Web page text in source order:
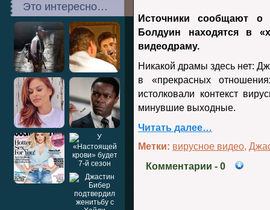
Это интересно…
Источники сообщают
Болдуин находятся в
видеодраму.
Никакой драмы здесь нет:
в «прекрасных
истолковали контекст
минувшие выходные.
Читать далее…
Метки: вирусное видео,
Комментарии - 0